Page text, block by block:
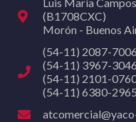
Luis María
(B1708CXC)
Morón - Buenos
(54-11) 2087-7006
(54-11) 3967-3046
(54-11) 2101-
(54-11) 6380-2965